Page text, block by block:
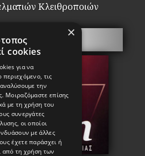
Κλειθροποιών
Ασφαλείας×
cookies
για να
περιεχόμενο, τις
την
Μοιραζόμαστε επίσης
με τη χρήση του
συνεργάτες
οι οποίοι
με άλλες
έχετε παράσχει ή
από τη χρήση των